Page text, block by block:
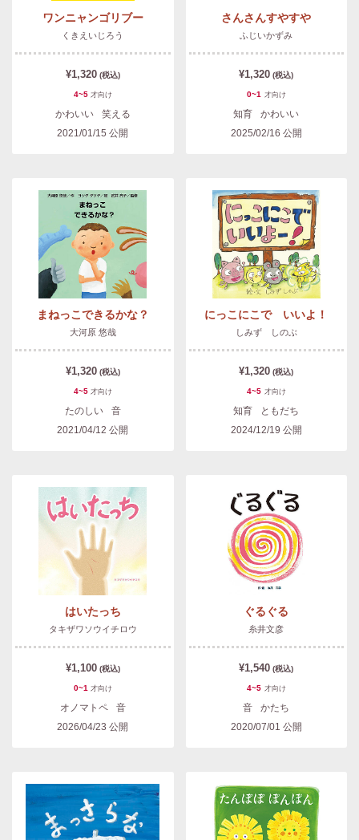
ワンニャンゴリブー
くきえいじろう
¥1,320 (税込)
4~5 才向け
かわいい
笑える
2021/01/15 公開
さんさんすやすや
ふじいかずみ
¥1,320 (税込)
0~1 才向け
知育
かわいい
2025/02/16 公開
まねっこできるかな？
大河原 悠哉
¥1,320 (税込)
4~5 才向け
たのしい
音
2021/04/12 公開
にっこにこで いいよ！
しみず しのぶ
¥1,320 (税込)
4~5 才向け
知育
ともだち
2024/12/19 公開
はいたっち
タキザワソウイチロウ
¥1,100 (税込)
0~1 才向け
オノマトペ
音
2026/04/23 公開
ぐるぐる
糸井文彦
¥1,540 (税込)
4~5 才向け
音
かたち
2020/07/01 公開